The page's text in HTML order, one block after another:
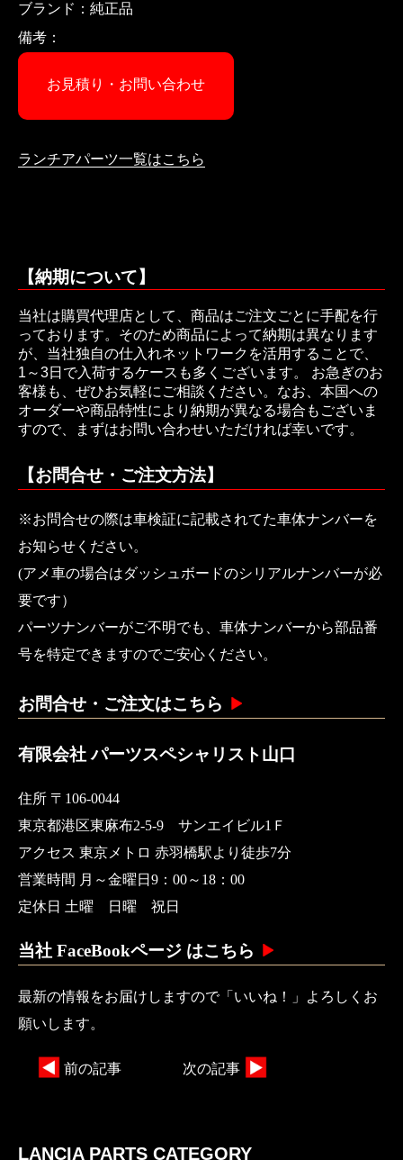
ブランド：純正品
備考：
お見積り・お問い合わせ
ランチアパーツ一覧はこちら
【納期について】
当社は購買代理店として、商品はご注文ごとに手配を行
っております。そのため商品によって納期は異なります
が、当社独自の仕入れネットワークを活用することで、
1～3日で入荷するケースも多くございます。 お急ぎのお
客様も、ぜひお気軽にご相談ください。なお、本国への
オーダーや商品特性により納期が異なる場合もございま
すので、まずはお問い合わせいただければ幸いです。
【お問合せ・ご注文方法】
※お問合せの際は車検証に記載されてた車体ナンバーを
お知らせください。
(アメ車の場合はダッシュボードのシリアルナンバーが必
要です）
パーツナンバーがご不明でも、車体ナンバーから部品番
号を特定できますのでご安心ください。
お問合せ・ご注文はこちら
有限会社 パーツスペシャリスト山口
住所 〒106-0044
東京都港区東麻布2-5-9 サンエイビル1Ｆ
アクセス 東京メトロ 赤羽橋駅より徒歩7分
営業時間 月～金曜日9：00～18：00
定休日 土曜 日曜 祝日
当社 FaceBookページ はこちら
最新の情報をお届けしますので「いいね！」よろしくお
願いします。
前の記事 次の記事
LANCIA PARTS CATEGORY